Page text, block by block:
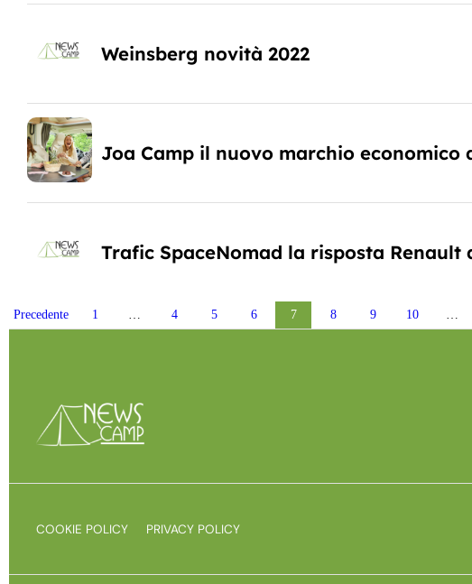
Weinsberg novità 2022
Joa Camp il nuovo marchio economico
Trafic SpaceNomad la risposta
Posts pagination
Precedente 1 … 4 5 6 7 8 9 10 …
COOKIE POLICY PRIVACY POLICY